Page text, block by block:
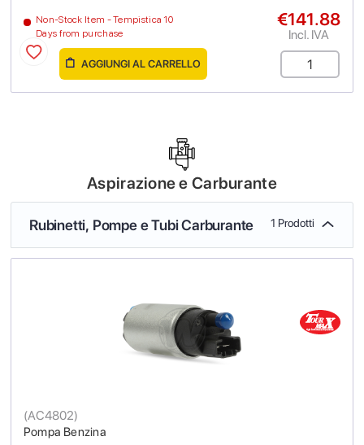
Non-Stock Item - Tempistica 10
Days from purchase
€141.88
Incl. IVA
AGGIUNGI AL CARRELLO
Aspirazione e Carburante
Rubinetti, Pompe e Tubi Carburante 1 Prodotti
Pompa Benzina
(AC4802)